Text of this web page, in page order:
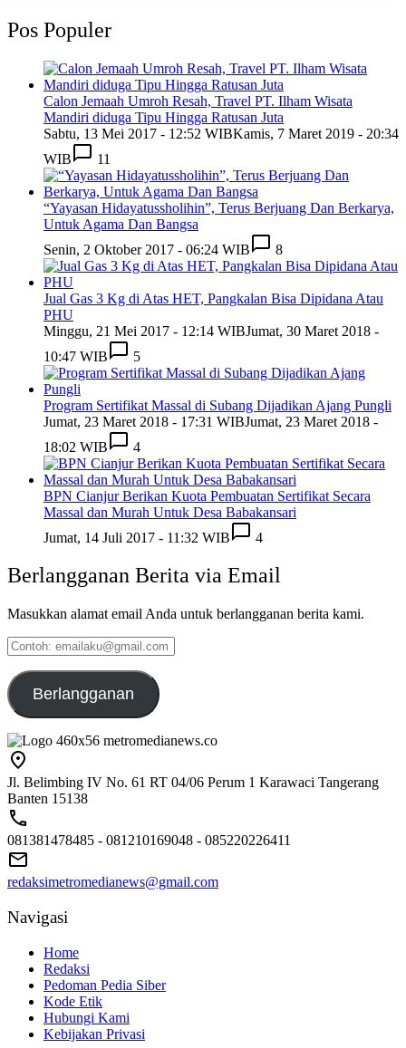
Pos Populer
Calon Jemaah Umroh Resah, Travel PT. Ilham Wisata
Mandiri diduga Tipu Hingga Ratusan Juta
Sabtu, 13 Mei 2017 - 12:52 WIBKamis, 7 Maret 2019 - 20:34
WIB
11
“Yayasan Hidayatussholihin”, Terus Berjuang Dan Berkarya,
Untuk Agama Dan Bangsa
Senin, 2 Oktober 2017 - 06:24 WIB
8
Jual Gas 3 Kg di Atas HET, Pangkalan Bisa Dipidana Atau
PHU
Minggu, 21 Mei 2017 - 12:14 WIBJumat, 30 Maret 2018 -
10:47 WIB
5
Program Sertifikat Massal di Subang Dijadikan Ajang Pungli
Jumat, 23 Maret 2018 - 17:31 WIBJumat, 23 Maret 2018 -
18:02 WIB
4
BPN Cianjur Berikan Kuota Pembuatan Sertifikat Secara
Massal dan Murah Untuk Desa Babakansari
Jumat, 14 Juli 2017 - 11:32 WIB
4
Berlangganan Berita via Email
Masukkan alamat email Anda untuk berlangganan berita kami.
Contoh:
emailaku@gmail.com
Berlangganan
Jl. Belimbing IV No. 61 RT 04/06 Perum 1 Karawaci Tangerang
Banten 15138
081381478485 - 081210169048 - 085220226411
redaksimetromedianews@gmail.com
Navigasi
Home
Redaksi
Pedoman Pedia Siber
Kode Etik
Hubungi Kami
Kebijakan Privasi